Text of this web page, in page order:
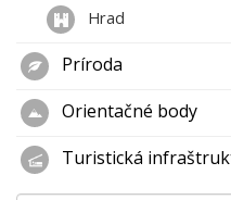
Hrad
Príroda
Orientačné body
Turistická